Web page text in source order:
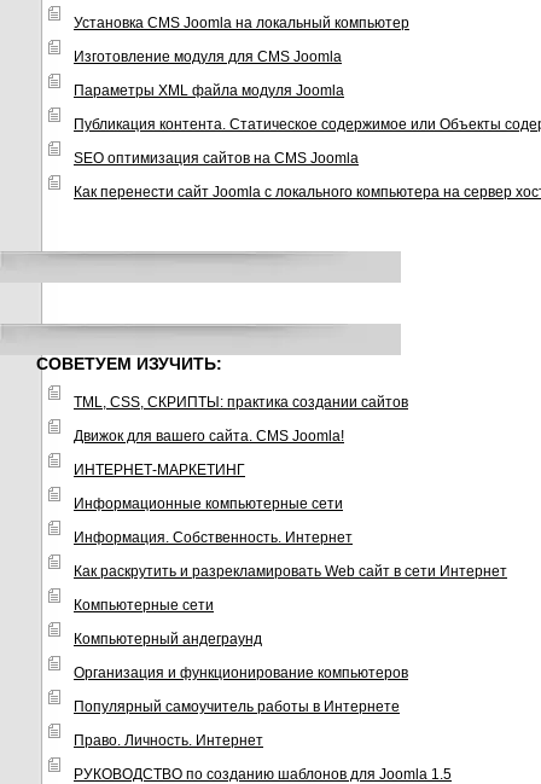
Установка CMS Joomla на локальный компьютер
Изготовление модуля для CMS Joomla
Параметры XML файла модуля Joomla
Публикация контента. Статическое содержимое или Объекты
SEO оптимизация сайтов на CMS Joomla
Как перенести сайт Joomla с локального компьютера на сервер
СОВЕТУЕМ ИЗУЧИТЬ:
TML, CSS, СКРИПТЫ: практика создании сайтов
Движок для вашего сайта. CMS Joomla!
ИНТЕРНЕТ-МАРКЕТИНГ
Информационные компьютерные сети
Информация. Собственность. Интернет
Как раскрутить и разрекламировать Web сайт в сети Интернет
Компьютерные сети
Компьютерный андеграунд
Организация и функционирование компьютеров
Популярный самоучитель работы в Интернете
Право. Личность. Интернет
РУКОВОДСТВО по созданию шаблонов для Joomla 1.5